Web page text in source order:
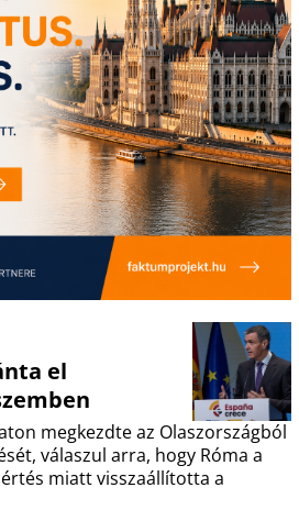
el
megkezdte az Olaszországból
válaszul arra, hogy Róma a
miatt visszaállította a